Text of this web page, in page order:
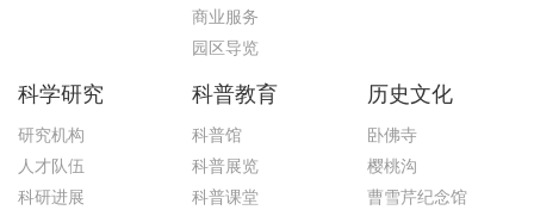
商业服务
园区导览
科学研究
研究机构
人才队伍
科研进展
科普教育
科普馆
科普展览
科普课堂
历史文化
卧佛寺
樱桃沟
曹雪芹纪念馆